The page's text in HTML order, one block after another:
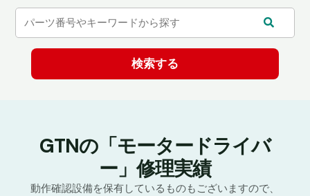
GTNの「モータードライバ
ー」修理実績
動作確認設備を保有しているものもございますので、